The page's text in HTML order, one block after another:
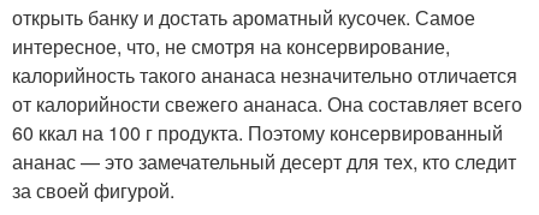
открыть банку и достать ароматный кусочек. Самое
интересное, что, не смотря на консервирование,
калорийность такого ананаса незначительно отличается
от калорийности свежего ананаса. Она составляет всего
60 ккал на 100 г продукта. Поэтому консервированный
ананас — это замечательный десерт для тех, кто следит
за своей фигурой.